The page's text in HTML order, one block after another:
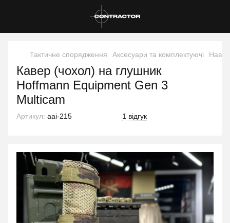
Тактичне спорядження Аксесуари та комплектуючі
Кавер (чохол) на глушник
Hoffmann Equipment Gen 3
Multicam
Артикул: aai-215 1 відгук